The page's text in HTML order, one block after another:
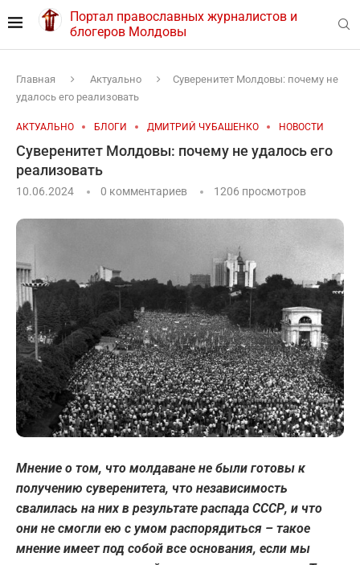
Портал православных журналистов и
блогеров Молдовы
Главная Актуально
Суверенитет Молдовы: почему не
удалось его реализовать
АКТУАЛЬНО БЛОГИ ДМИТРИЙ ЧУБАШЕНКО НОВОСТИ
Суверенитет Молдовы: почему не удалось его
реализовать
10.06.2024 0 комментариев 1206 просмотров
Мнение о том, что молдаване не были готовы к
получению суверенитета, что независимость
свалилась на них в результате распада СССР, и что
они не смогли ею с умом распорядиться – такое
мнение имеет под собой все основания, если мы